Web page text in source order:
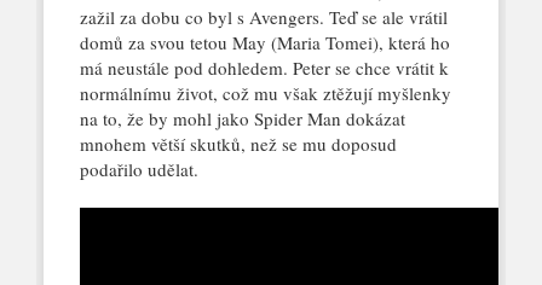
zažil za dobu co byl s Avengers. Teď se ale vrátil
domů za svou tetou May (Maria Tomei), která ho
má neustále pod dohledem. Peter se chce vrátit k
normálnímu život, což mu však ztěžují myšlenky
na to, že by mohl jako Spider Man dokázat
mnohem větší skutků, než se mu doposud
podařilo udělat.